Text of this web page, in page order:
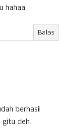
hahaa
Balas
berhasil
gitu deh.